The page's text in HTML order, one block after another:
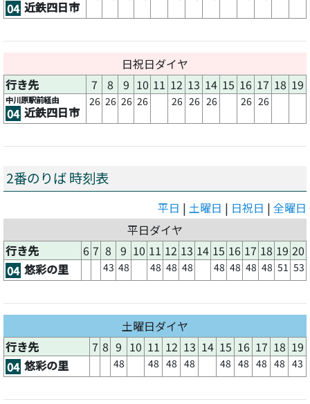
04 近鉄四日市
日祝日ダイヤ
行き先
7 8 9 10 11 12 13 14 15 16 17 18 19
中川原駅前経由
04 近鉄四日市
26 26 26 26 26 26 26 26 26
2番のりば 時刻表
平日 | 土曜日 | 日祝日 | 全曜日
平日ダイヤ
行き先
6 7 8 9 10 11 12 13 14 15 16 17 18 19 20
04 悠彩の里 43 48 48 48 48 48 48 48 48 51 53
土曜日ダイヤ
行き先
7 8 9 10 11 12 13 14 15 16 17 18 19
04 悠彩の里 48 48 48 48 48 48 48 48 43